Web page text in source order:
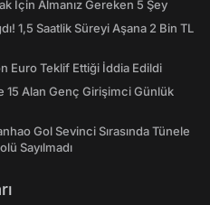
İçin Almanız Gereken 5 Şey
1,5 Saatlik Süreyi Aşana 2 Bin TL
Euro Teklif Ettiği İddia Edildi
15 Alan Genç Girişimci Günlük
Gol Sevinci Sırasında Tünele
Sayılmadı